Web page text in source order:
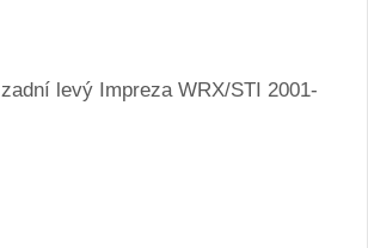
levý Impreza WRX/STI 2001-